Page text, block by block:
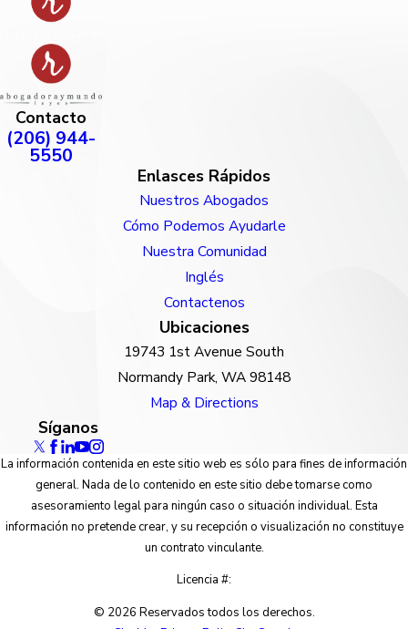
Contacto
(206) 944-
5550
Enlasces Rápidos
Nuestros Abogados
Cómo Podemos Ayudarle
Nuestra Comunidad
Inglés
Contactenos
Ubicaciones
19743 1st Avenue South
Normandy Park, WA 98148
Map & Directions
Síganos
La información contenida en este sitio web es sólo para fines de información
general. Nada de lo contenido en este sitio debe tomarse como
asesoramiento legal para ningún caso o situación individual. Esta
información no pretende crear, y su recepción o visualización no constituye
un contrato vinculante.
Licencia #:
© 2026 Reservados todos los derechos.